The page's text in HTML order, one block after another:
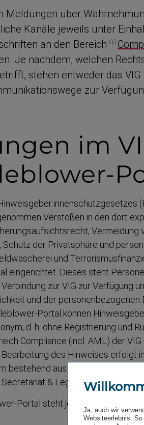
Meldungen über
Kanäle jeweils unter
an den Bereich
Je nachdem, welchen
stehen entweder das
zur
im
Verstößen in den dort
Vermeidung
der Privat­sphäre und
und
eingerichtet. Dieses steht
zur VIG zur Verfügung
und der personen­be­zogenen
​Portal können
d. h. ohne Registrierung und
Compliance (incl. AML) der
Bearbeitung des Hinweises erfolgt
bestehend aus Mitarbeiter:innen
& Legal, Internal Audit
​Portal steht jederzeit
Ja, auch wir
Websiteerlebnis.